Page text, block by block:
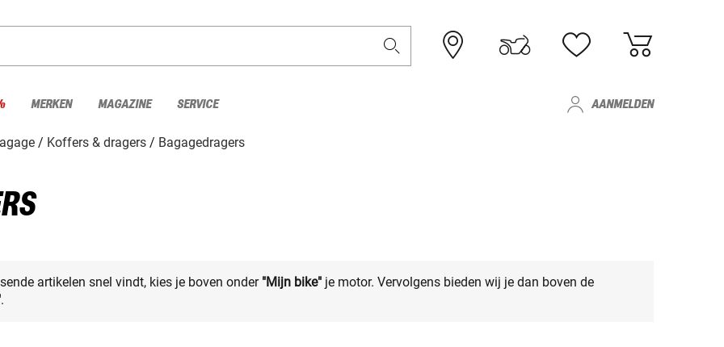
MERKEN MAGAZINE SERVICE AANMELDEN
Koffers & dragers Bagagedragers
artikelen snel vindt, kies je boven onder "Mijn bike" je motor. Vervolgens bieden wij je dan boven de
.